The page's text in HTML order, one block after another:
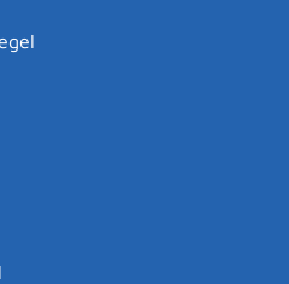
Sie innerhalb von drei bis
der Anlage
muss die Messung
innerhalb von drei
der Messung bei der
und anschließend fünf